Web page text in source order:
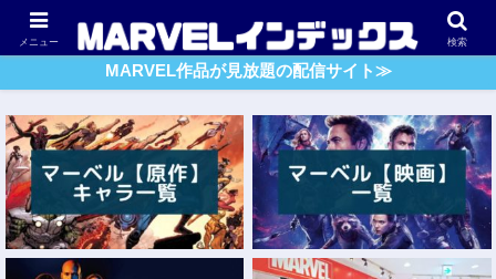
アベンジャーズ スパイダーマン ガーディアンズ・O・G
MARVEL作品が見放題の配信サイト≫
メニュー 検索